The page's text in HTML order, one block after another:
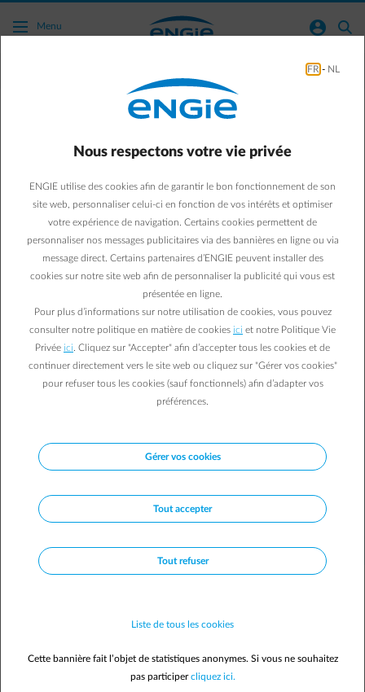
Acc�der au contenu principal
Menu normal-account-circle search
Safe & Reliable Installations
Comment mettre en
conformité votre ancienne
cabine haute tension ?
La législation pour les anciennes cabines a été modifiées fin
2012. Les mesures nécessaires pour adapter votre cabine
haute tension devaient être implémentées avant fin 2016.
Petit rappel, si ce n’est pas encore fait !
Damien G. 28/02/2022|1 min.
FR - NL
Nous respectons votre vie privée
ENGIE utilise des cookies afin de garantir le bon fonctionnement de son
site web, personnaliser celui-ci en fonction de vos intérêts et optimiser
votre expérience de navigation. Certains cookies permettent de
personnaliser nos messages publicitaires via des bannières en ligne ou via
message direct. Certains partenaires d’ENGIE peuvent installer des
cookies sur notre site web afin de personnaliser la publicité qui vous est
présentée en ligne.
Pour plus d’informations sur notre utilisation de cookies, vous pouvez
consulter notre politique en matière de cookies ici et notre Politique Vie
Privée ici . Cliquez sur "Accepter" afin d’accepter tous les cookies et de
continuer directement vers le site web ou cliquez sur "Gérer vos cookies"
pour refuser tous les cookies (sauf fonctionnels) afin d’adapter vos
préférences.
Gérer vos cookies
Tout accepter
Tout refuser
Liste de tous les cookies
Cette bannière fait l’objet de statistiques anonymes. Si vous ne souhaitez
pas participercliquez ici.